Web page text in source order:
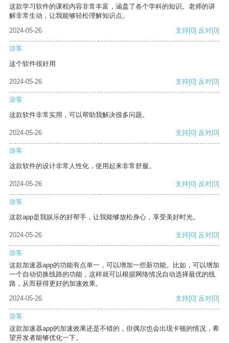
这款学习软件的课程内容非常丰富，涵盖了各个学科的知识。老师的讲
解非常生动，让我能够轻松理解知识点。
2024-05-26
支持[0] 反对[0]
游客
这个软件很好用
2024-05-26 支持[0] 反对[0]
游客
这款软件非常实用，可以帮助我解决很多问题。
2024-05-26 支持[0] 反对[0]
游客
这款软件的设计非常人性化，使用起来非常舒服。
2024-05-26 支持[0] 反对[0]
游客
这款app是我娱乐的好帮手，让我能够放松身心，享受美好时光。
2024-05-26 支持[0] 反对[0]
游客
这款加速器app的功能有点单一，可以增加一些新功能。比如，可以增加
一个自动切换线路的功能，这样就可以根据网络情况自动选择最优的线
路，从而获得更好的加速效果。
2024-05-26
支持[0] 反对[0]
游客
这款加速器app的加速效果还是不错的，但偶尔也会出现卡顿的情况，希
望开发者能够优化一下。